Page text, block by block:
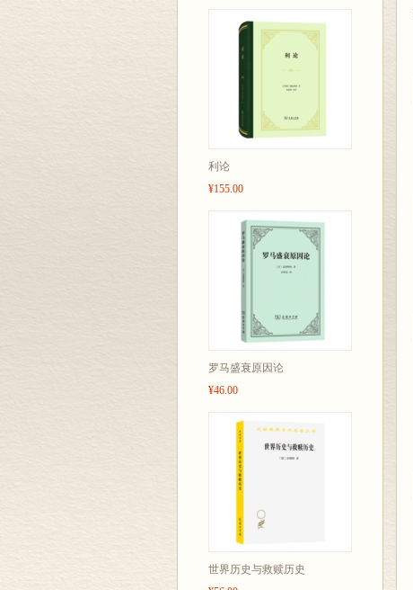
利论
¥155.00
罗马盛衰原因论
¥46.00
世界历史与救赎历史